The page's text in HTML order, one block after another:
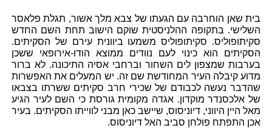
בית שאן הוחרבה עם הגעתו של צבא מלך אשור, תגלת פלאסר
השלישי. בתקופה ההלניסטית שוקם הישוב תחת השם החדש
סקיתופוליס. סקיתופוליס משמעו ביוונית עירם של הסקיתים.
הסקיתים הוא כינוי לעם נוודים ממוצא הודו-אירופאי ששכן
בערבות שמצפון לים השחור וברחבי אסיה התיכונה. לא ברור
מדוע קיבלה העיר המחודשת שם זה. יש המעלים את האפשרות
שהדבר נעשה לכבודם של שכירי חרב סקיתים ששרתו בצבאו
של אלכסנדר מוקדון. אגדה מקומית גורסת כי השם לעיר הגיע
מאל היין היווני, דיוניסוס, שיישב כאן מבני לווייתו הסקיתים. בעיר
אכן התפתח פולחן סביב האל דיוניסוס.